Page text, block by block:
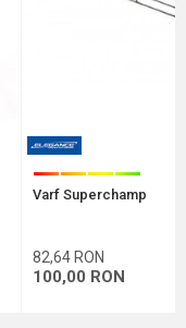
Varf Superchamp
82,64 RON
100,00 RON